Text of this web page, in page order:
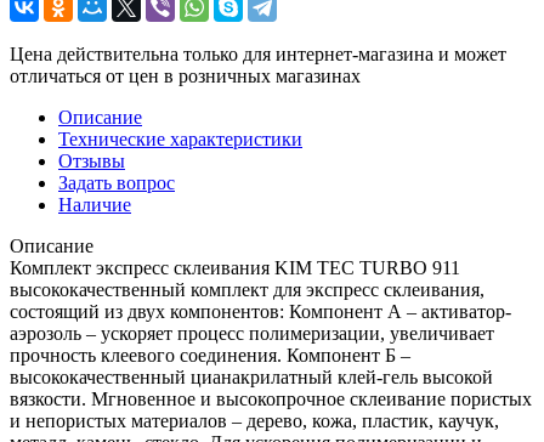
Цена действительна только для интернет-магазина и может
отличаться от цен в розничных магазинах
Описание
Технические характеристики
Отзывы
Задать вопрос
Наличие
Описание
Комплект экспресс склеивания KIM TEC TURBO 911
высококачественный комплект для экспресс склеивания,
состоящий из двух компонентов: Компонент А – активатор-
аэрозоль – ускоряет процесс полимеризации, увеличивает
прочность клеевого соединения. Компонент Б –
высококачественный цианакрилатный клей-гель высокой
вязкости. Мгновенное и высокопрочное склеивание пористых
и непористых материалов – дерево, кожа, пластик, каучук,